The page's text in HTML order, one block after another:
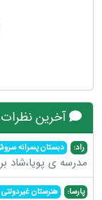
آخرین
راد: دبستان پسرانه
مدرسه ی پویا،شاد
پارسا: هنرستان